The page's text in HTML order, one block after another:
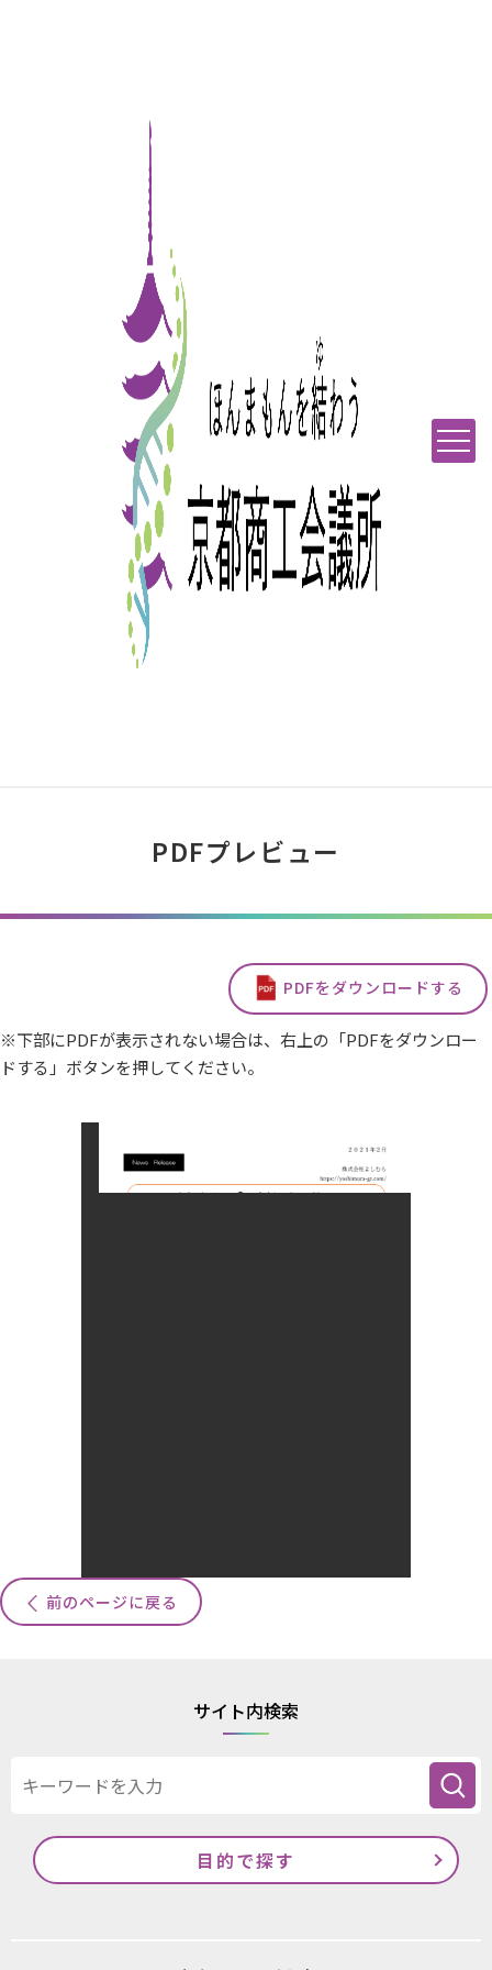
PDFプレビュー
PDFをダウンロードする
※下部にPDFが表示されない場合は、右上の「PDFをダウンロー
ドする」ボタンを押してください。
前のページに戻る
サイト内検索
目的で探す